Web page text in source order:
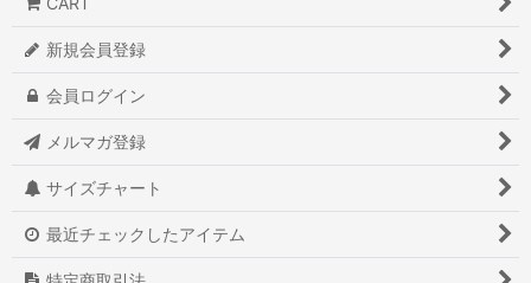
新規会員登録
会員ログイン
メルマガ登録
サイズチャート
最近チェックしたアイテム